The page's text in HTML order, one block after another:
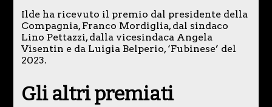
Ilde ha ricevuto il premio dal presidente della
Compagnia, Franco Mordiglia, dal sindaco
Lino Pettazzi, dalla vicesindaca Angela
Visentin e da Luigia Belperio, ‘Fubinese’ del
2023.
Gli altri premiati